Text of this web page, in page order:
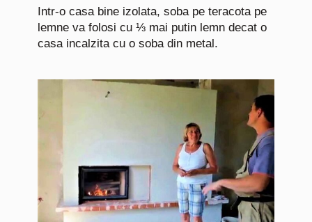
Intr-o casa bine izolata, soba pe teracota pe
lemne va folosi cu ⅓ mai putin lemn decat o
casa incalzita cu o soba din metal.